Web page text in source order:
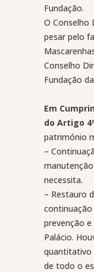
Fundação.
O Conselho
pesar pelo
Conselho
Fundação
Em
do Artigo
património
–
necessita.
– Restauro
prevenção
Palácio.
quantitativo
de todo o